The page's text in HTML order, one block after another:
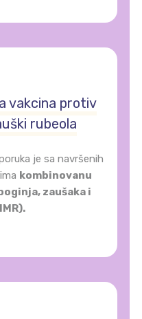
vakcina protiv
rubeola
je sa navršenih
kombinovanu
zaušaka i